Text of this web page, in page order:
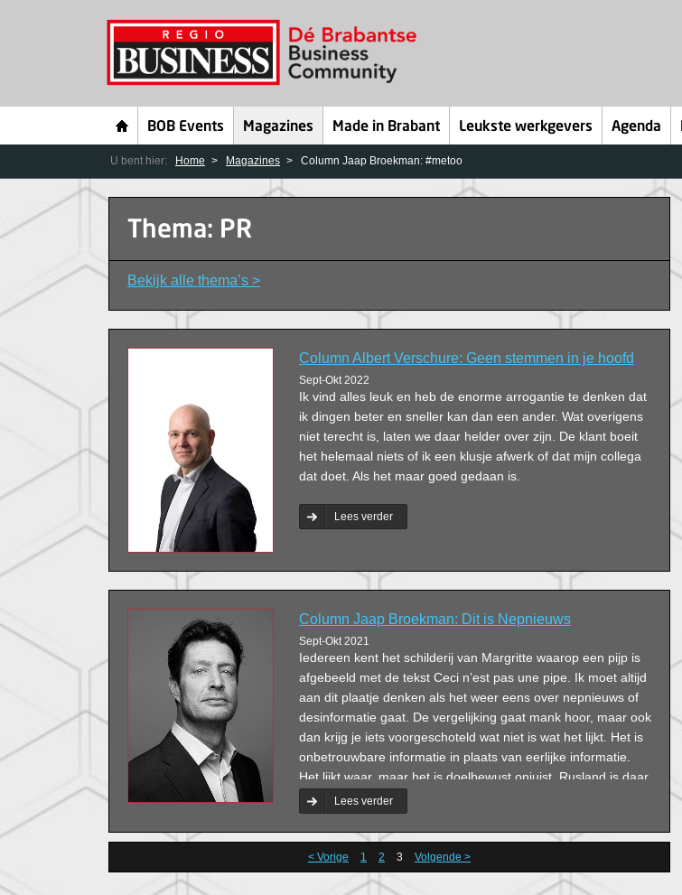
BOB Events Magazines Made in Brabant Leukste werkgevers Agenda
U bent hier: Home Magazines Column Jaap Broekman: #metoo
Thema: PR
Bekijk alle thema’s >
Column Albert Verschure: Geen stemmen in je hoofd
Sept-Okt 2022
Ik vind alles leuk en heb de enorme arrogantie te denken dat
ik dingen beter en sneller kan dan een ander. Wat overigens
niet terecht is, laten we daar helder over zijn. De klant boeit
het helemaal niets of ik een klusje afwerk of dat mijn collega
dat doet. Als het maar goed gedaan is.
Lees verder
Column Jaap Broekman: Dit is Nepnieuws
Sept-Okt 2021
Iedereen kent het schilderij van Margritte waarop een pijp is
afgebeeld met de tekst Ceci n’est pas une pipe. Ik moet altijd
aan dit plaatje denken als het weer eens over nepnieuws of
desinformatie gaat. De vergelijking gaat mank hoor, maar ook
dan krijg je iets voorgeschoteld wat niet is wat het lijkt. Het is
onbetrouwbare informatie in plaats van eerlijke informatie.
Het lijkt waar, maar het is doelbewust onjuist. Rusland is daar
groot in, heb ik begrepen. Net als Trumpgezinde media en
virusontkenners.
Lees verder
< Vorige 1 2 3 Volgende >